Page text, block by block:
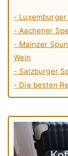
-
- Aachener
- Mainzer
Wein
- Salzburger
- Die besten